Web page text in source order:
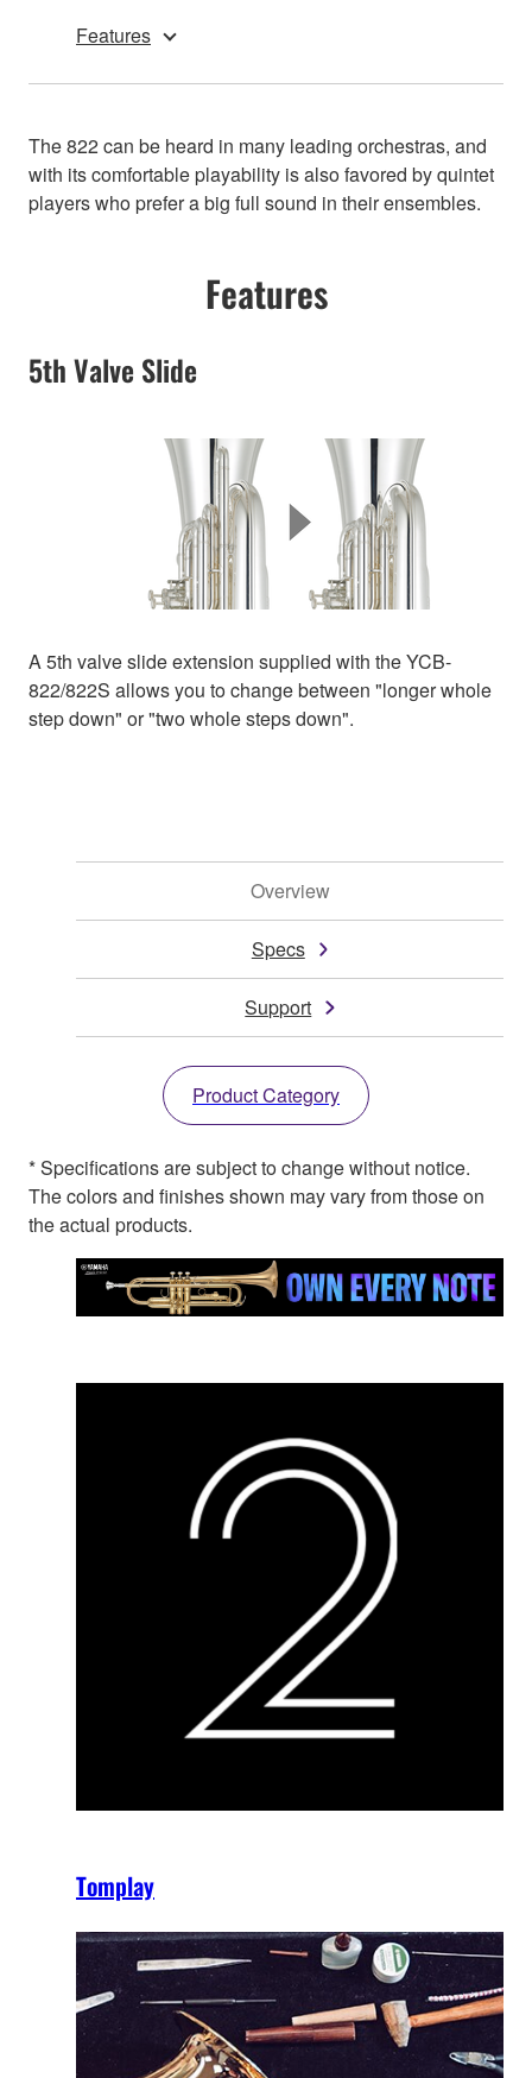
Features
The 822 can be heard in many leading orchestras, and
with its comfortable playability is also favored by quintet
players who prefer a big full sound in their ensembles.
Features
5th Valve Slide
A 5th valve slide extension supplied with the YCB-
822/822S allows you to change between "longer whole
step down" or "two whole steps down".
Overview
Specs
Support
Product Category
* Specifications are subject to change without notice.
The colors and finishes shown may vary from those on
the actual products.
Tomplay